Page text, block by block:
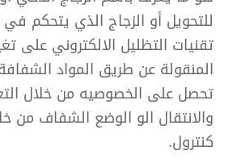
للتحويل أو الزجاج الذي يتحكم
تقنيات التظليل الالكتروني على
المنقولة عن طريق المواد
تحصل على الخصوصيه من خلال
والانتقال الو الوضع الشفاف من
كنترول.